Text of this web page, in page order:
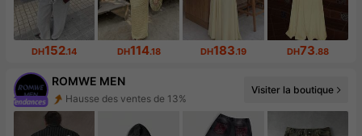
DH152.14 DH114.18 DH183.19 DH73.88
ROMWE MEN
Hausse des ventes de 13%
665K abonné(e)(s)
Visiter la boutique